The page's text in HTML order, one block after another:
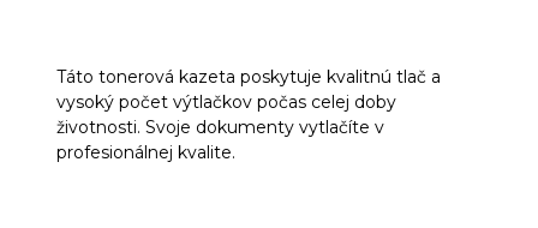
Táto tonerová kazeta poskytuje kvalitnú tlač a
vysoký počet výtlačkov počas celej doby
životnosti. Svoje dokumenty vytlačíte v
profesionálnej kvalite.